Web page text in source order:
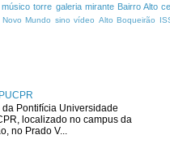
músico torre galeria mirante Bairro Alto
Novo Mundo sino vídeo Alto Boqueirão
Pontifícia Universidade
localizado no campus da
no Prado V...